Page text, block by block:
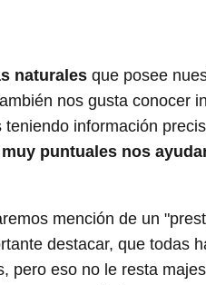
naturales que posee
nos gusta conocer
información
puntuales nos
mención de un
destacar, que todas
pero eso no le resta